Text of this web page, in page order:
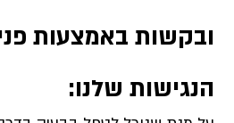
ובקשות באמצעות
הנגישות שלנו: